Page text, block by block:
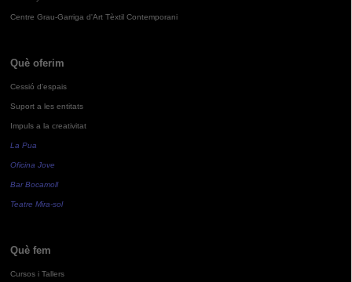
Centre Grau-Garriga d'Art Tèxtil Contemporani
Què oferim
Cessió d'espais
Suport a les entitats
Impuls a la creativitat
La Pua
Oficina Jove
Bar Bocamoll
Teatre Mira-sol
Què fem
Cursos i Tallers